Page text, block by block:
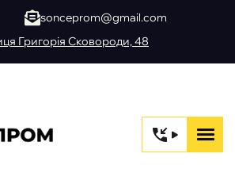
sonceprom@gmail.com
Григорія Сковороди, 48